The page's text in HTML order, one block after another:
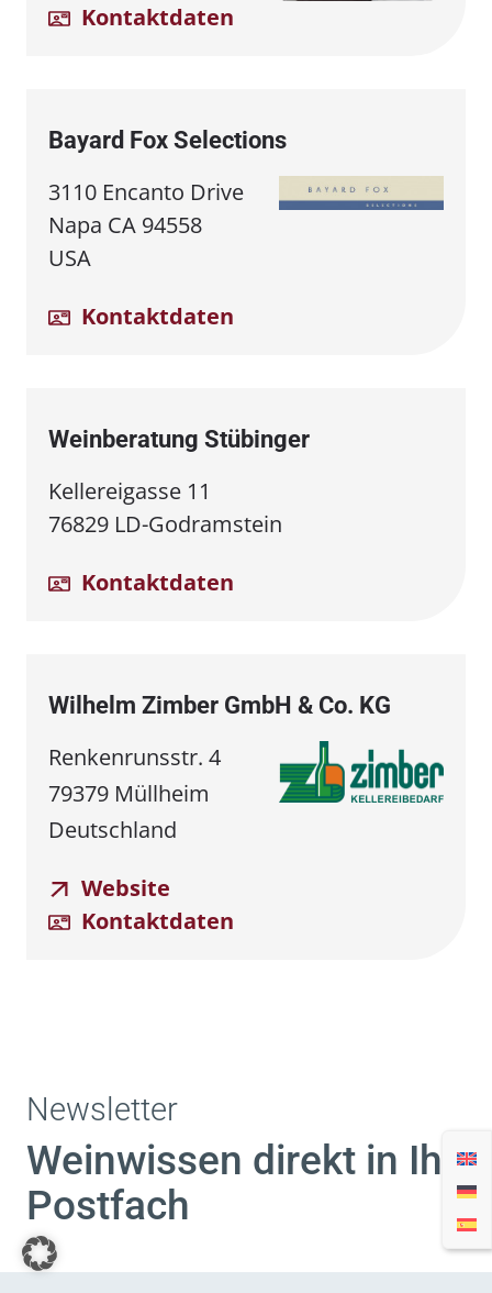
Kontaktdaten
Bayard Fox Selections
3110 Encanto Drive
Napa CA 94558
USA
Kontaktdaten
Weinberatung Stübinger
Kellereigasse 11
76829 LD-Godramstein
Kontaktdaten
Wilhelm Zimber GmbH & Co. KG
Renkenrunsstr. 4
79379 Müllheim
Deutschland
Website
Kontaktdaten
Newsletter
Weinwissen direkt in Ihr
Postfach